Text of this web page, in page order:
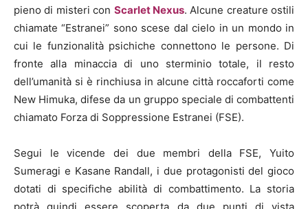
pieno di misteri con Scarlet Nexus. Alcune creature ostili
chiamate “Estranei” sono scese dal cielo in un mondo in
cui le funzionalità psichiche connettono le persone. Di
fronte alla minaccia di uno sterminio totale, il resto
dell’umanità si è rinchiusa in alcune città roccaforti come
New Himuka, difese da un gruppo speciale di combattenti
chiamato Forza di Soppressione Estranei (FSE).
Segui le vicende dei due membri della FSE, Yuito
Sumeragi e Kasane Randall, i due protagonisti del gioco
dotati di specifiche abilità di combattimento. La storia